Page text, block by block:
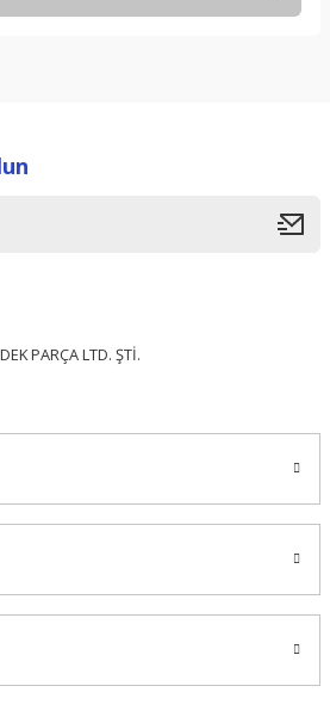
veya görüntülenemiyor.
PARÇA LTD. ŞTİ.